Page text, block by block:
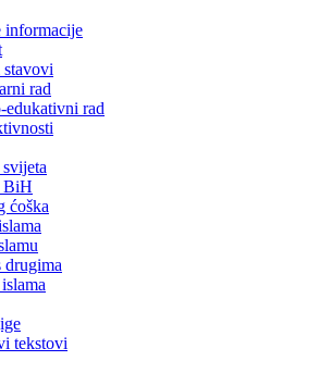
informacije
rad
rad
BiH
ćoška
tekstovi